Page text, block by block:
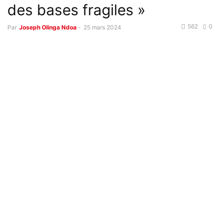
des bases fragiles »
Par Joseph Olinga Ndoa - 25 mars 2024 0
562